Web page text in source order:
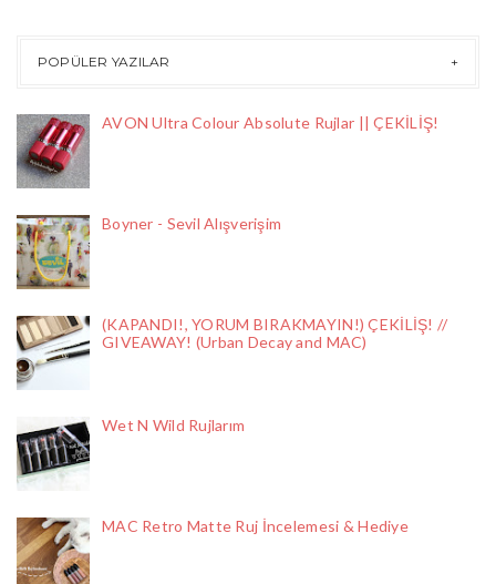
POPÜLER YAZILAR
AVON Ultra Colour Absolute Rujlar || ÇEKİLİŞ!
Boyner - Sevil Alışverişim
(KAPANDI!, YORUM BIRAKMAYIN!) ÇEKİLİŞ! //
GIVEAWAY! (Urban Decay and MAC)
Wet N Wild Rujlarım
MAC Retro Matte Ruj İncelemesi & Hediye